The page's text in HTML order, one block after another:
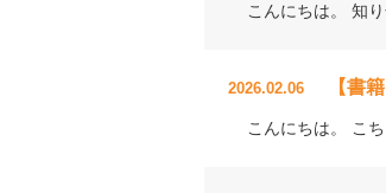
こんにちは。 知り
2026.02.06 【書
こんにちは。 こち